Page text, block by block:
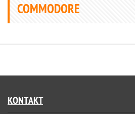
COMMODORE
KONTAKT